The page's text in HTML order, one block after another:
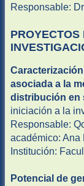
Responsable:
PROYECTOS
asociada a la
distribución en
iniciación a la
Responsable:
académico: Ana
Institución:
Potencial de